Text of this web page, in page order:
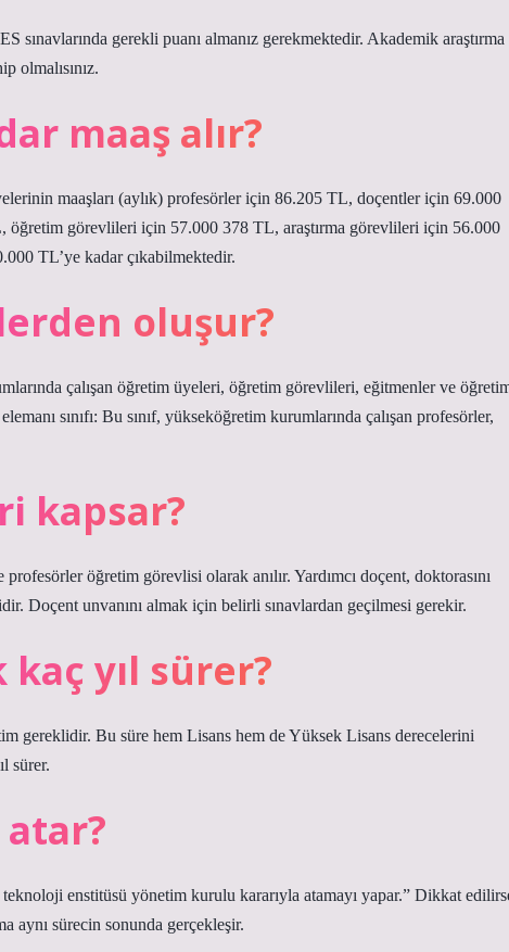
sınavlarında gerekli puanı almanız gerekmektedir. Akademik araştırma
olmalısınız.
maaş alır?
maaşları (aylık) profesörler için 86.205 TL, doçentler için 69.000
görevlileri için 57.000 378 TL, araştırma görevlileri için 56.000
TL’ye kadar çıkabilmektedir.
oluşur?
çalışan öğretim üyeleri, öğretim görevlileri, eğitmenler ve
sınıfı: Bu sınıf, yükseköğretim kurumlarında çalışan profesörler,
kapsar?
öğretim görevlisi olarak anılır. Yardımcı doçent, doktorasını
Doçent unvanını almak için belirli sınavlardan geçilmesi gerekir.
yıl sürer?
gereklidir. Bu süre hem Lisans hem de Yüksek Lisans derecelerini
sürer.
enstitüsü yönetim kurulu kararıyla atamayı yapar.” Dikkat
aynı sürecin sonunda gerçekleşir.